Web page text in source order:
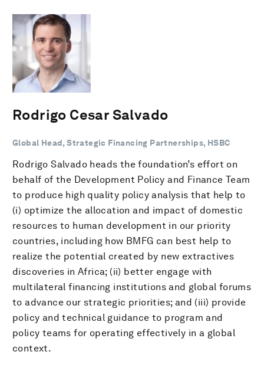
Rodrigo Cesar Salvado
Global Head, Strategic Financing Partnerships, HSBC
Rodrigo Salvado heads the foundation’s effort on
behalf of the Development Policy and Finance Team
to produce high quality policy analysis that help to
(i) optimize the allocation and impact of domestic
resources to human development in our priority
countries, including how BMFG can best help to
realize the potential created by new extractives
discoveries in Africa; (ii) better engage with
multilateral financing institutions and global forums
to advance our strategic priorities; and (iii) provide
policy and technical guidance to program and
policy teams for operating effectively in a global
context.